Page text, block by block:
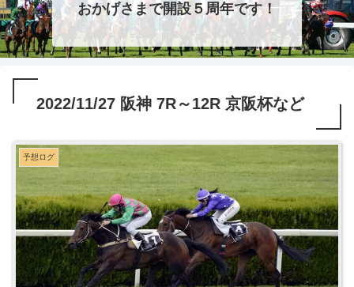
おかげさまで開設５周年です！
2022/11/27 阪神 7R～12R 京阪杯など
予想ログ